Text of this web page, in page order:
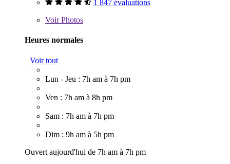
1 847 évaluations
VoirPhotos
Heures normales
Voir tout
Lun - Jeu : 7h am à 7h pm
Ven : 7h am à 8h pm
Sam : 7h am à 7h pm
Dim : 9h am à 5h pm
Ouvert aujourd'hui de 7h am à 7h pm